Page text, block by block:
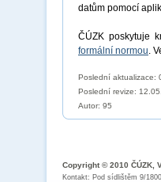
datům pomocí
ČÚZK poskytuje
formální normou.
Poslední aktualizace:
Poslední revize:
Autor: 95
Copyright © 2010 ČÚZK,
Kontakt: Pod sídlištěm 9/